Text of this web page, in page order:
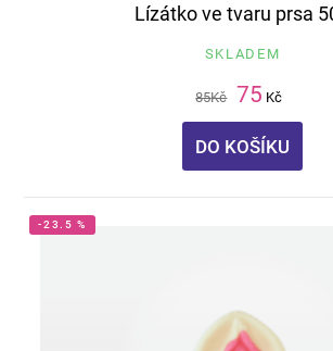
Lízátko ve tvaru prsa
SKLADEM
85Kč 75 Kč
DO KOŠÍKU
-23.5 %